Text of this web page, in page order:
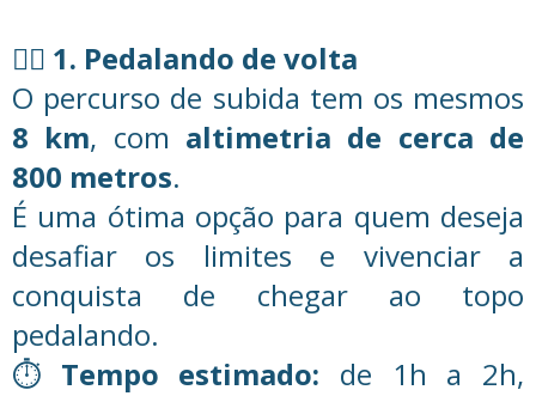
🚵‍♀️ 1. Pedalando de volta
O percurso de subida tem os mesmos
8 km, com altimetria de cerca de
800 metros.
É uma ótima opção para quem deseja
desafiar os limites e vivenciar a
conquista de chegar ao topo
pedalando.
⏱️ Tempo estimado: de 1h a 2h,